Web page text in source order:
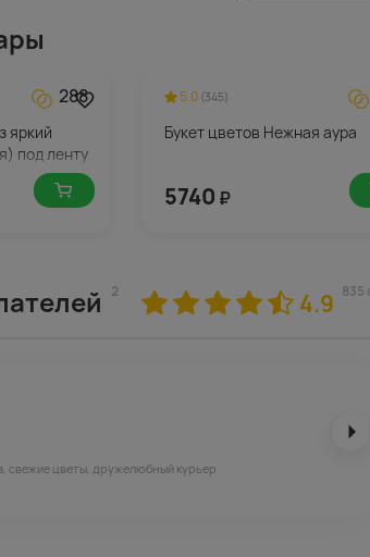
288
яркий
под ленту
5.0 (345)
Букет цветов Нежная аура
5740 ₽
2 4.9 835
свежие цветы, дружелюбный курьер